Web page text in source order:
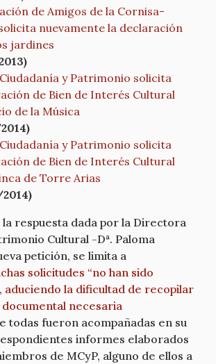
de Amigos de la Cornisa-
nuevamente la declaración
jardines
y Patrimonio solicita
de Bien de Interés Cultural
de la Música
y Patrimonio solicita
de Bien de Interés Cultural
de Torre Arias
respuesta dada por la Directora
Cultural -Dª. Paloma
petición, se limita a
solicitudes “no han sido
aduciendo la dificultad de recopilar
necesaria
todas fueron acompañadas en su
informes elaborados
de MCyP, alguno de ellos a